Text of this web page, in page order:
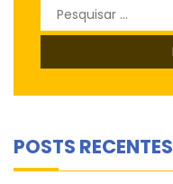
Pesquisar
por:
POSTS RECENTES